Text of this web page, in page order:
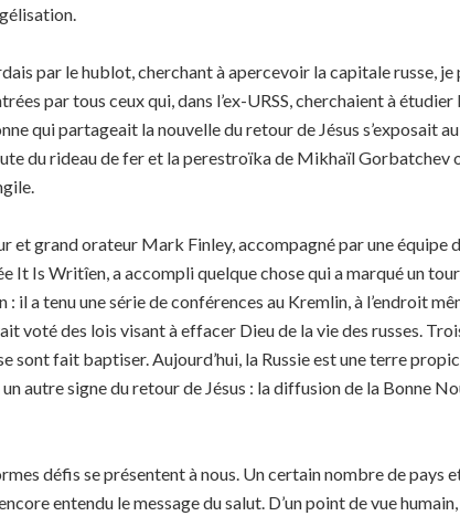
par le hublot, cherchant à apercevoir la capitale russe, je
par tous ceux qui, dans l’ex-URSS, cherchaient à
qui partageait la nouvelle du retour de Jésus s’exposait
du rideau de fer et la perestroïka de Mikhaïl Gorbatchev
et grand orateur Mark Finley, accompagné par une équipe
It Is Writîen, a accompli quelque chose qui a marqué un
: il a tenu une série de conférences au Kremlin, à l’endroit
voté des lois visant à effacer Dieu de la vie des russes.
sont fait baptiser. Aujourd’hui, la Russie est une terre
un autre signe du retour de Jésus : la diffusion de la Bonne
défis se présentent à nous. Un certain nombre de pays
entendu le message du salut. D’un point de vue